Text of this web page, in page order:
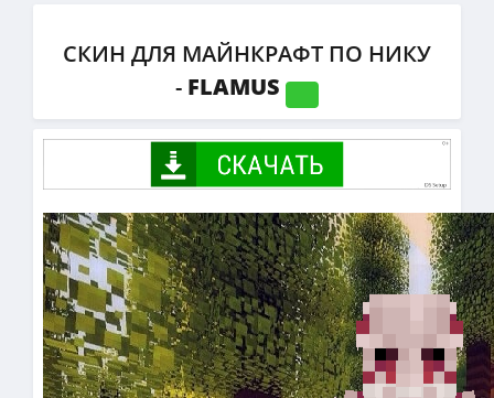
СКИН ДЛЯ МАЙНКРАФТ ПО НИКУ
- FLAMUS